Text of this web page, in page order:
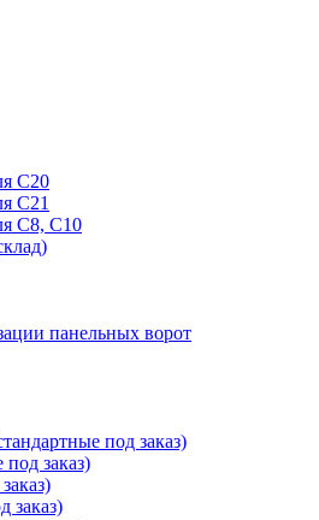
С20
С21
С8, С10
панельных ворот
под заказ)
заказ)
заказ)